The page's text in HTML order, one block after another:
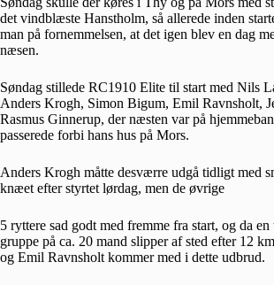
det vindblæste Hanstholm, så allerede inden
man på fornemmelsen, at det igen blev en dag
næsen.
Søndag stillede RC1910 Elite til start med Nils
Anders Krogh, Simon Bigum, Emil Ravnsholt,
Rasmus Ginnerup, der næsten var på
passerede forbi hans hus på Mors.
Anders Krogh måtte desværre udgå tidligt med
knæet efter styrtet lørdag, men de øvrige
5 ryttere sad godt med fremme fra start, og da
gruppe på ca. 20 mand slipper af sted efter 12
og Emil Ravnsholt kommer med i dette udbrud.